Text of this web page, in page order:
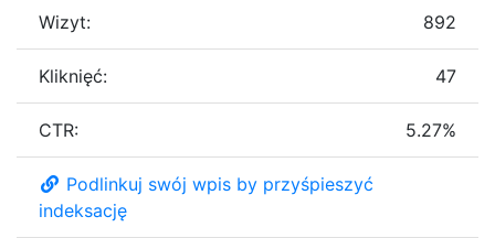
Wizyt: 892
Kliknięć: 47
CTR: 5.27%
Podlinkuj swój wpis by przyśpieszyć
indeksację